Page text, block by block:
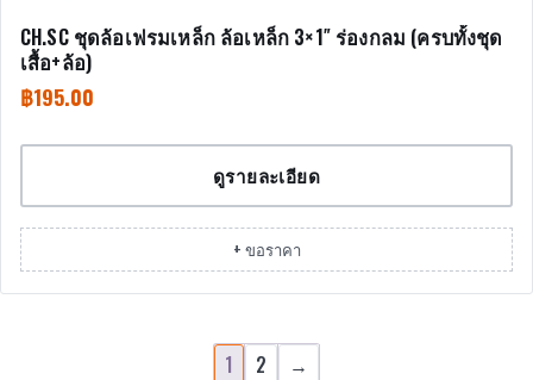
CH.SC ชุดล้อเฟรมเหล็ก ล้อเหล็ก 3×1″ ร่องกลม (ครบทั้งชุด
เสื้อ+ล้อ)
฿195.00
ดูรายละเอียด
+ ขอราคา
1 2 →